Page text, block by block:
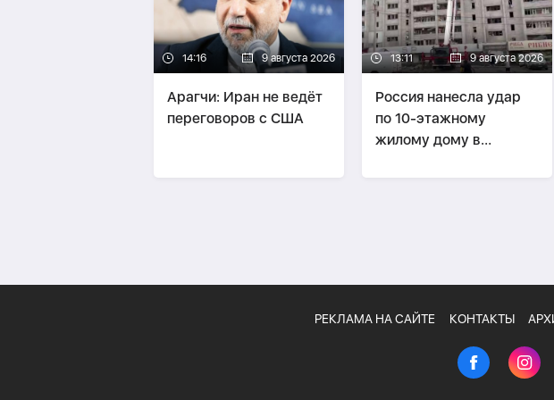
14:16 9 августа 2026
Арагчи: Иран не ведёт
переговоров с США
13:11 9 августа 2026
Россия нанесла удар
по 10-этажному
жилому дому в
погибшие
РЕКЛАМА НА САЙТЕ КОНТАКТЫ